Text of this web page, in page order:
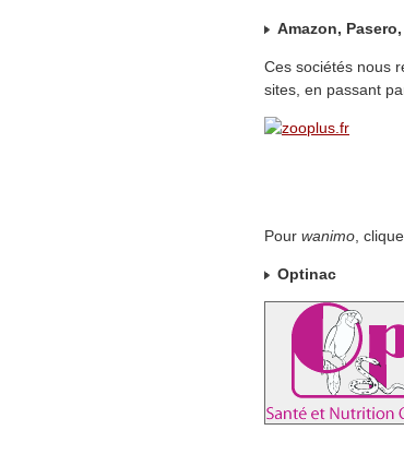
Amazon,
Ces sociétés nous
sites, en passant
Pour wanimo ,
Optinac